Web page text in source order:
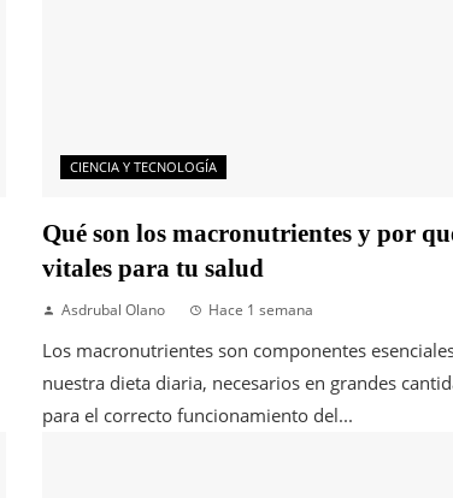
CIENCIA Y TECNOLOGÍA
Qué son los macronutrientes y por
vitales para tu salud
Asdrubal Olano Hace 1 semana
Los macronutrientes son componentes
nuestra dieta diaria, necesarios en grandes
para el correcto funcionamiento del...